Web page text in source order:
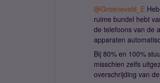
@Groeneveld_E
ruime bundel hebt
de telefoons van de
apparaten
Bij 80% en 100%
misschien zelfs
overschrijding van